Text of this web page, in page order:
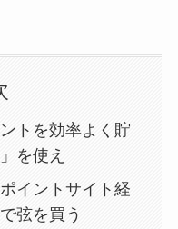
トを効率よく貯
を使え
イントサイト経
弦を買う